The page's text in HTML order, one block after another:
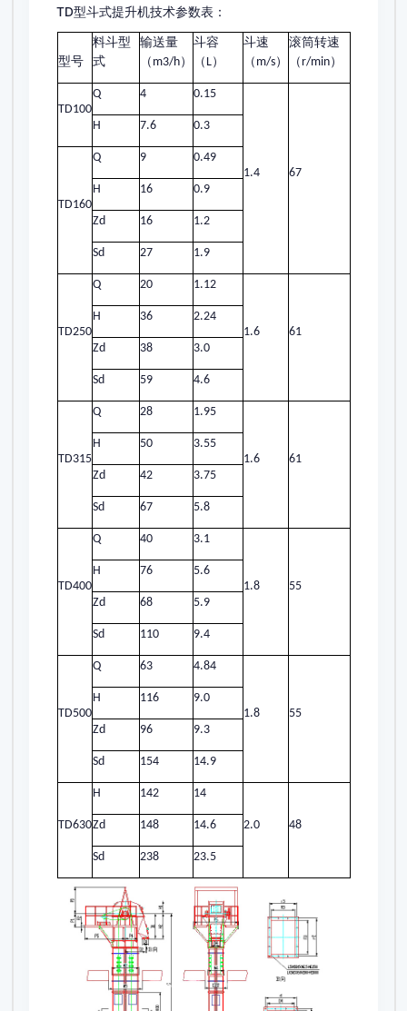
TD型斗式提升机技术参数表：
型号
料斗型
式
输送量
（ m3/h）
斗容
（ L）
斗速
（ m/s）
滚筒转速
（r/min）
TD100
Q 4 0.15
1.4 67
H 7.6 0.3
TD160
Q 9 0.49
H 16 0.9
Zd 16 1.2
Sd 27 1.9
TD250
Q 20 1.12
1.6 61
H 36 2.24
Zd 38 3.0
Sd 59 4.6
TD315
Q 28 1.95
1.6 61
H 50 3.55
Zd 42 3.75
Sd 67 5.8
TD400
Q 40 3.1
1.8 55
H 76 5.6
Zd 68 5.9
Sd 110 9.4
TD500
Q 63 4.84
1.8 55
H 116 9.0
Zd 96 9.3
Sd 154 14.9
TD630
H 142 14
2.0 48
Zd 148 14.6
Sd 238 23.5